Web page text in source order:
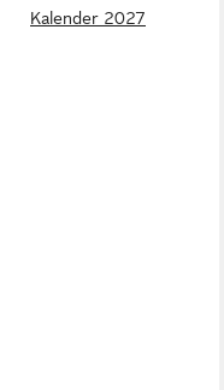
Kalender 2027